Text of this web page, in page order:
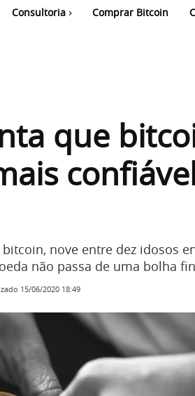
Consultoria Comprar Bitcoin
que
nove entre dez idosos
não passa de uma bolha
15/06/2020 18:49